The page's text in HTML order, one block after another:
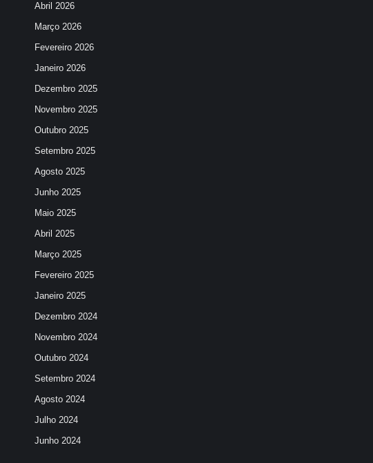
Abril 2026
Março 2026
Fevereiro 2026
Janeiro 2026
Dezembro 2025
Novembro 2025
Outubro 2025
Setembro 2025
Agosto 2025
Junho 2025
Maio 2025
Abril 2025
Março 2025
Fevereiro 2025
Janeiro 2025
Dezembro 2024
Novembro 2024
Outubro 2024
Setembro 2024
Agosto 2024
Julho 2024
Junho 2024